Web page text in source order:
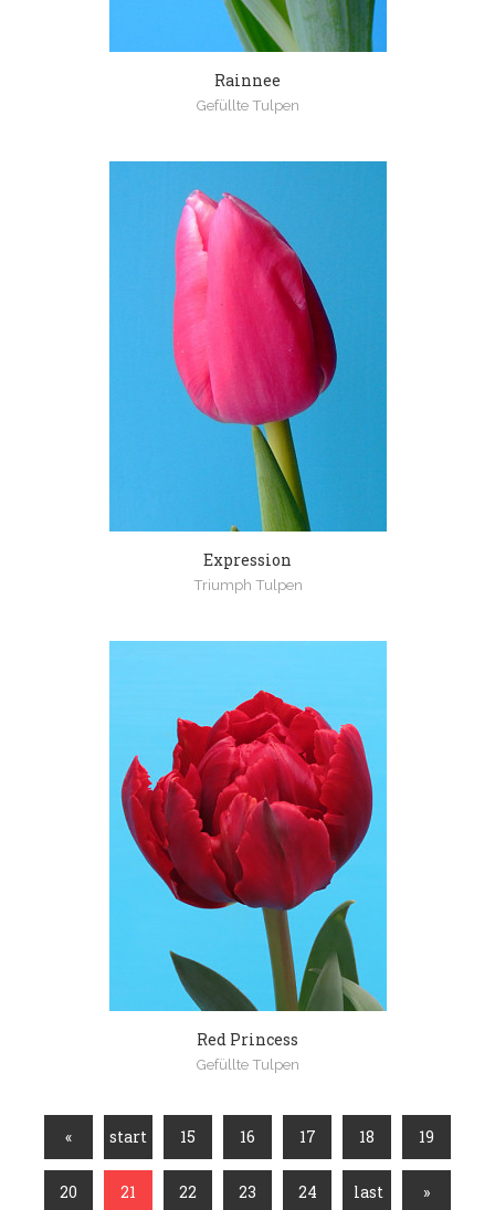
Rainnee
Gefüllte Tulpen
Expression
Triumph Tulpen
Red Princess
Gefüllte Tulpen
« start 15 16 17 18 19
20 21 22 23 24 last »